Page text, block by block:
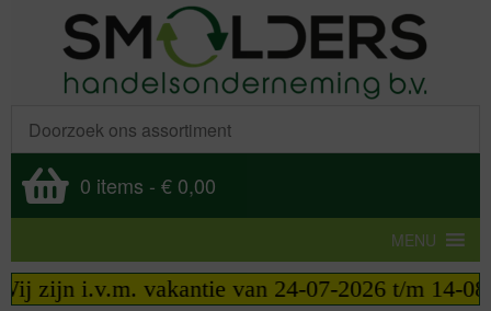
0 items - € 0,00
MENU
i.v.m. vakantie van 24-07-2026 t/m 14-08-